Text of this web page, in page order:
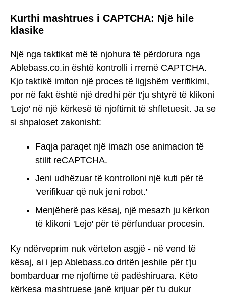
Kurthi mashtrues i CAPTCHA: Një hile
klasike
Një nga taktikat më të njohura të përdorura nga
Ablebass.co.in është kontrolli i rremë CAPTCHA.
Kjo taktikë imiton një proces të ligjshëm verifikimi,
por në fakt është një dredhi për t'ju shtyrë të klikoni
'Lejo' në një kërkesë të njoftimit të shfletuesit. Ja se
si shpaloset zakonisht:
Faqja paraqet një imazh ose animacion të
stilit reCAPTCHA.
Jeni udhëzuar të kontrolloni një kuti për të
'verifikuar që nuk jeni robot.'
Menjëherë pas kësaj, një mesazh ju kërkon
të klikoni 'Lejo' për të përfunduar procesin.
Ky ndërveprim nuk vërteton asgjë - në vend të
kësaj, ai i jep Ablebass.co dritën jeshile për t'ju
bombarduar me njoftime të padëshiruara. Këto
kërkesa mashtruese janë krijuar për t'u dukur